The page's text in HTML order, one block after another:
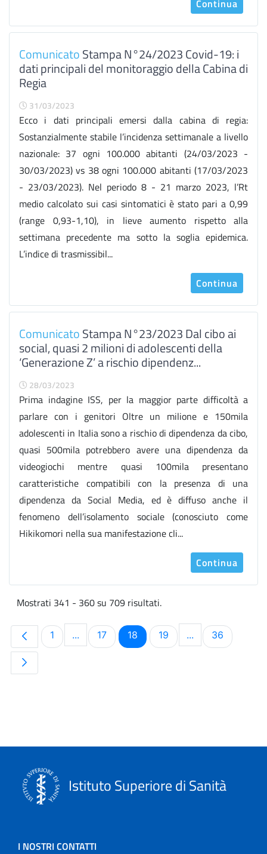
Continua
ComunicatoStampa N°24/2023 Covid-19: i
dati principali del monitoraggio della Cabina di
Regia
31/03/2023
Ecco i dati principali emersi dalla cabina di regia:
Sostanzialmente stabile l’incidenza settimanale a livello
nazionale: 37 ogni 100.000 abitanti (24/03/2023 -
30/03/2023) vs 38 ogni 100.000 abitanti (17/03/2023
- 23/03/2023). Nel periodo 8 - 21 marzo 2023, l’Rt
medio calcolato sui casi sintomatici è stato pari a 0,99
(range 0,93-1,10), in lieve aumento rispetto alla
settimana precedente ma sotto la soglia epidemica.
L’indice di trasmissibil...
Continua
ComunicatoStampa N°23/2023 Dal cibo ai
social, quasi 2 milioni di adolescenti della
‘Generazione Z’ a rischio dipendenz...
28/03/2023
Prima indagine ISS, per la maggior parte difficoltà a
parlare con i genitori Oltre un milione e 150mila
adolescenti in Italia sono a rischio di dipendenza da cibo,
quasi 500mila potrebbero avere una dipendenza da
videogiochi mentre quasi 100mila presentano
caratteristiche compatibili con la presenza di una
dipendenza da Social Media, ed è diffuso anche il
fenomeno dell’isolamento sociale (conosciuto come
Hikikomori nella sua manifestazione cli...
Continua
Mostrati 341 - 360 su 709 risultati.
Pagina
1 ...Pagine intermedie Use TAB to navigate.
Pagina
17 Pagina
18 Pagina
19 ...PaginePagina
36
Istituto Superiore di Sanità
I NOSTRI CONTATTI